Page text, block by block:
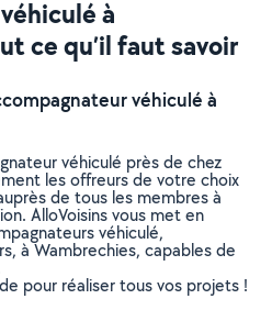
à
ce qu’il faut savoir
véhiculé à
véhiculé près de chez
les offreurs de votre choix
de tous les membres à
AlloVoisins vous met en
véhiculé,
à Wambrechies, capables de
pour réaliser tous vos projets !